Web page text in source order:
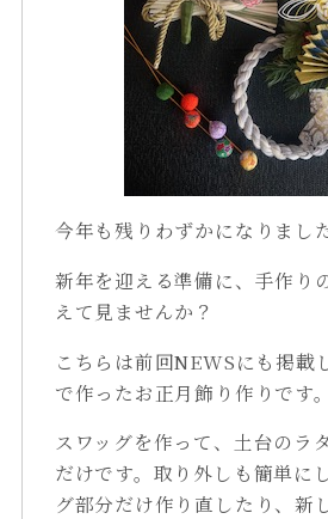
今年も残りわずかになりまし
新年を迎える準備に、手作り
えて見ませんか？
こちらは前回NEWSにも掲載
で作ったお正月飾り作りです。
スワッグを作って、土台のラ
だけです。取り外しも簡単に
グ部分だけ作り直したり、新